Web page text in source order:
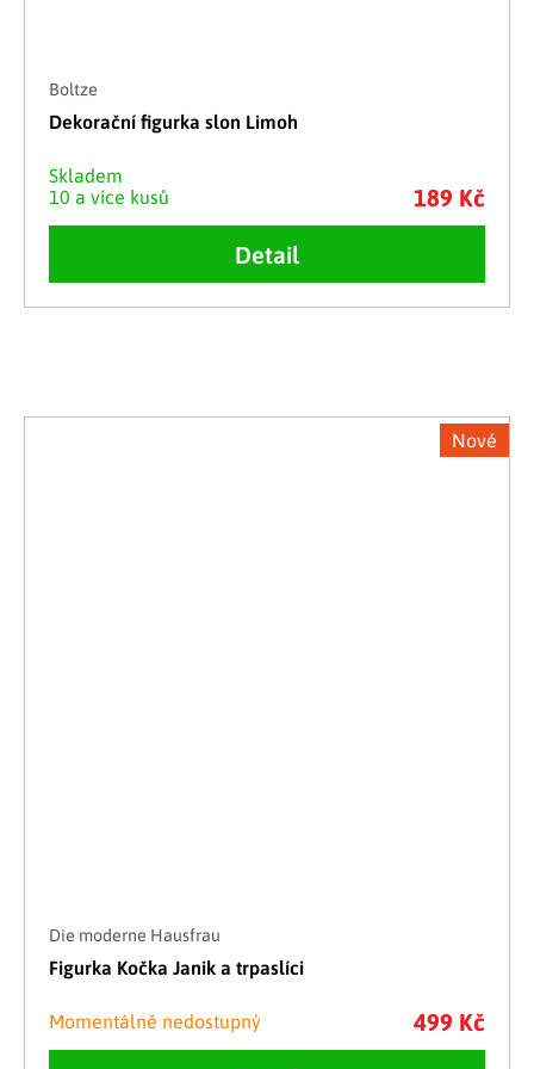
Boltze
Dekorační figurka slon Limoh
Skladem
10 a více kusů
189 Kč
Detail
Nové
Die moderne Hausfrau
Figurka Kočka Janik a trpaslíci
Momentálně nedostupný 499 Kč